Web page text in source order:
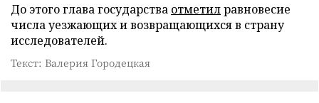
До этого глава государства отметилравновесие
числа уезжающих и возвращающихся в страну
исследователей.
Текст: Валерия Городецкая